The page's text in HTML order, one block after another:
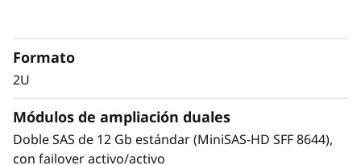
A simple, affordable, easy-to-deploy storage
daisy-chain up to 7 more per HBA. This
provides access for up to 192 HDDs or SSDs
using only one HBA.
Formato
2U
Módulos de ampliación duales
Doble SAS de 12 Gb estándar (MiniSAS-HD SFF 8644),
con failover activo/activo